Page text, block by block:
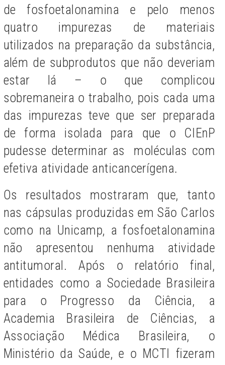
de fosfoetalonamina e pelo menos
quatro impurezas de materiais
utilizados na preparação da substância,
além de subprodutos que não deveriam
estar lá – o que complicou
sobremaneira o trabalho, pois cada uma
das impurezas teve que ser preparada
de forma isolada para que o CIEnP
pudesse determinar as moléculas com
efetiva atividade anticancerígena.
Os resultados mostraram que, tanto
nas cápsulas produzidas em São Carlos
como na Unicamp, a fosfoetalonamina
não apresentou nenhuma atividade
antitumoral. Após o relatório final,
entidades como a Sociedade Brasileira
para o Progresso da Ciência, a
Academia Brasileira de Ciências, a
Associação Médica Brasileira, o
Ministério da Saúde, e o MCTI fizeram